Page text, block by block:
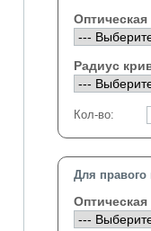
Оптическая
Радиус
Кол-во:
Для правого
Оптическая